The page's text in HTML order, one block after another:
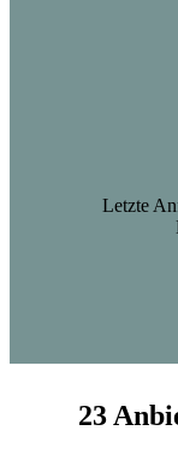
Letzte
23